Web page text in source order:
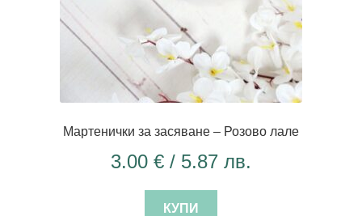
Мартенички за засяване – Розово лале
3.00 € / 5.87 лв.
КУПИ